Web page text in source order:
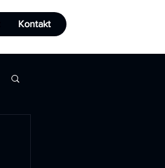
Kontakt